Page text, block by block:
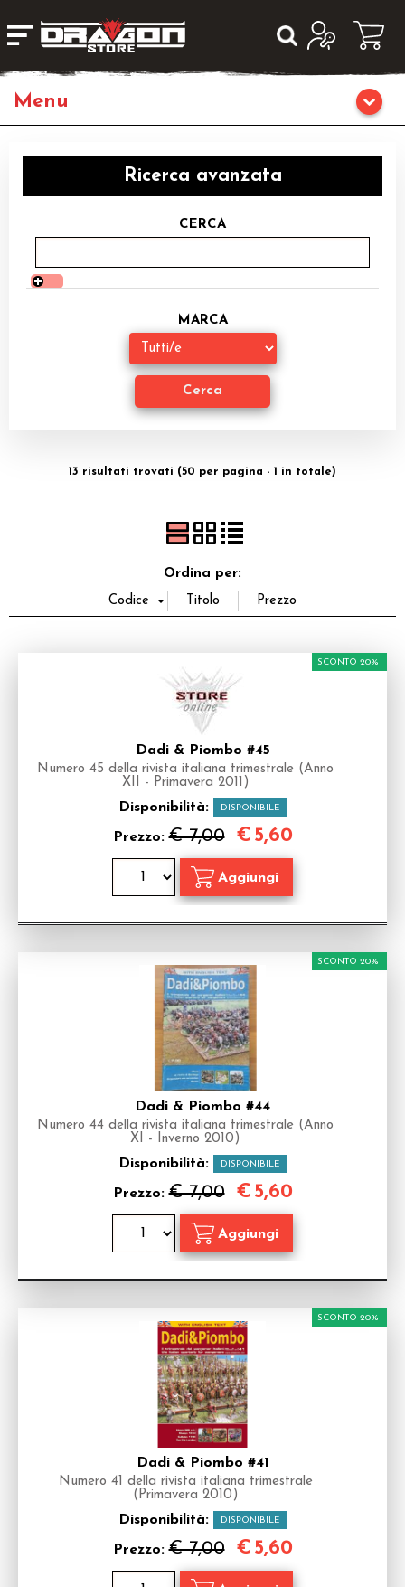
Giochi da Tavolo
Giochi di Ruolo
Librigame
Giochi di Carte Collezionabili
Accessori
Ricerca avanzata
CERCA
MARCA
13 risultati trovati (50 per pagina - 1 in totale)
Ordina per:
Dadi & Piombo #45
Numero 45 della rivista italiana trimestrale (Anno
XII - Primavera 2011)
Disponibilità: DISPONIBILE
Prezzo:€ 7,00
SCONTO 20%
€ 5,60
Dadi & Piombo #44
Numero 44 della rivista italiana trimestrale (Anno
XI - Inverno 2010)
Disponibilità: DISPONIBILE
Prezzo:€ 7,00
SCONTO 20%
€ 5,60
Dadi & Piombo #41
Numero 41 della rivista italiana trimestrale
(Primavera 2010)
Disponibilità: DISPONIBILE
Prezzo:€ 7,00
SCONTO 20%
€ 5,60